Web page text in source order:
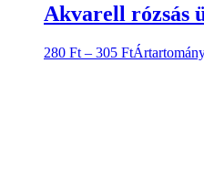
Akvarell rózsás
280 Ft – 305 Ft